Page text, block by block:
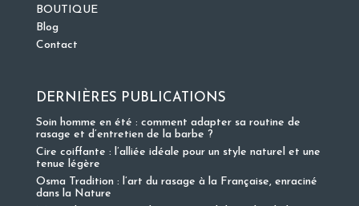
BOUTIQUE
Blog
Contact
DERNIÈRES PUBLICATIONS
Soin homme en été : comment adapter sa routine de
rasage et d’entretien de la barbe ?
Cire coiffante : l’alliée idéale pour un style naturel et une
tenue légère
Osma Tradition : l’art du rasage à la Française, enraciné
dans la Nature